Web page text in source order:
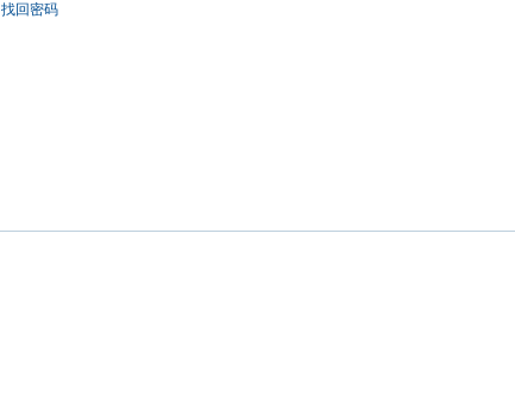
找回密码